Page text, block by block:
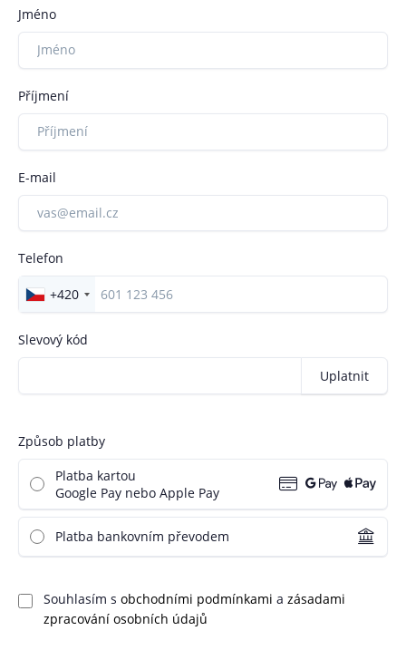
Jméno
Příjmení
E-mail
Telefon
+420
Slevový kód
Uplatnit
Způsob platby
Platba kartou
Google Pay nebo Apple Pay
Platba bankovním převodem
Souhlasím s obchodními podmínkami a zásadami
zpracování osobních údajů